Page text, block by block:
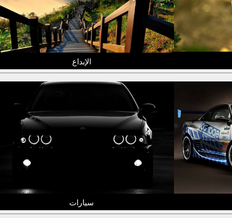
الإبداع
سيارات